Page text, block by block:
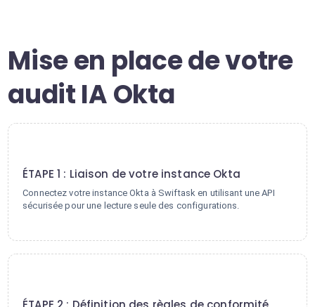
Mise en place de votre
audit IA Okta
ÉTAPE 1 : Liaison de votre instance Okta
Connectez votre instance Okta à Swiftask en utilisant une API
sécurisée pour une lecture seule des configurations.